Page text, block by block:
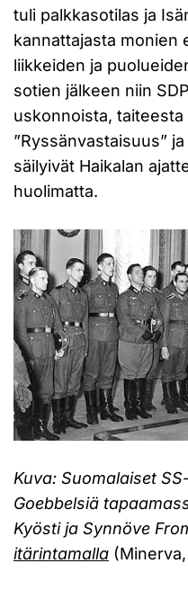
tuli palkkasotilas ja
kannattajasta monien
liikkeiden ja
sotien jälkeen niin
uskonnoista,
”Ryssänvastaisuus”
säilyivät Haikalan
huolimatta.
Kuva: Suomalaiset
Goebbelsiä
Kyösti ja Synnöve
itärintamalla